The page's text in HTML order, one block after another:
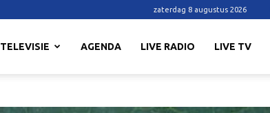
zaterdag 8 augustus 2026
TELEVISIE AGENDA LIVE RADIO LIVE TV